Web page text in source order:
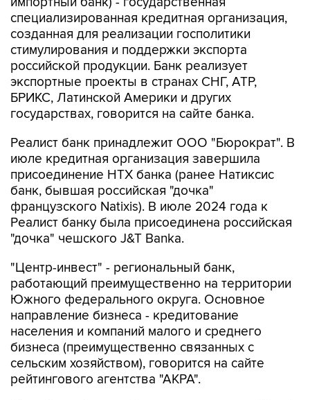
специализированная кредитная организация,
созданная для реализации госполитики
стимулирования и поддержки экспорта
российской продукции. Банк реализует
экспортные проекты в странах СНГ, АТР,
БРИКС, Латинской Америки и других
государствах, говорится на сайте банка.
Реалист банк принадлежит ООО "Бюрократ". В
июле кредитная организация завершила
присоединение НТХ банка (ранее Натиксис
банк, бывшая российская "дочка"
французского Natixis). В июле 2024 года к
Реалист банку была присоединена российская
"дочка" чешского J&T Banka.
"Центр-инвест" - региональный банк,
работающий преимущественно на территории
Южного федерального округа. Основное
направление бизнеса - кредитование
населения и компаний малого и среднего
бизнеса (преимущественно связанных с
сельским хозяйством), говорится на сайте
рейтингового агентства "АКРА".